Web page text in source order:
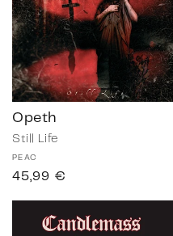
Opeth
Still Life
Proveedor:
PEAC
Precio
45,99 €